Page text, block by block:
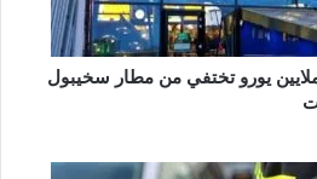
هواتف ذكية بقيمة 5 ملايين يورو تختفي من مطار سخيبول